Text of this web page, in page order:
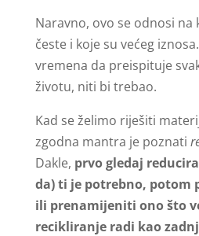
Naravno, ovo se odnosi na
česte i koje su većeg
vremena da preispituje
životu, niti bi trebao.
Kad se želimo riješiti
zgodna mantra je poznati
Dakle, prvo gledaj
da) ti je potrebno, potom
ili prenamijeniti ono što
recikliranje radi kao